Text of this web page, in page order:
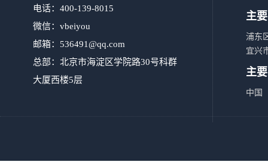
电话：400-139-8015
微信：vbeiyou
邮箱： 536491@qq.com
总部：北京市海淀区学院路30号科群
大厦西楼5层
主
浦东
宜兴
主
中国